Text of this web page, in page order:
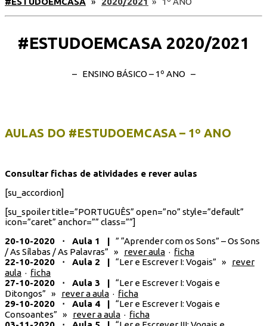
#ESTUDOEMCASA 2020/2021
– ENSINO BÁSICO – 1º ANO –
AULAS DO #ESTUDOEMCASA – 1º ANO
Consultar fichas de atividades e rever aulas
[su_accordion]
[su_spoiler title=”PORTUGUÊS” open=”no” style=”default”
icon=”caret” anchor=”” class=””]
20-10-2020 ⋅ Aula 1 | ” “Aprender com os Sons” – Os Sons
/ As Sílabas / As Palavras” » rever aula · ficha
22-10-2020 ⋅ Aula 2 | “Ler e Escrever I: Vogais” » rever
aula · ficha
27-10-2020 ⋅ Aula 3 | “Ler e Escrever I: Vogais e
Ditongos” » rever a aula · ficha
29-10-2020 ⋅ Aula 4 | “Ler e Escrever I: Vogais e
Consoantes” » rever a aula · ficha